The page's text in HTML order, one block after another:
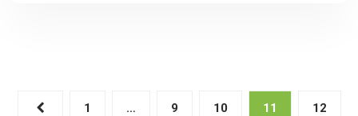
1 … 9 10 11 12